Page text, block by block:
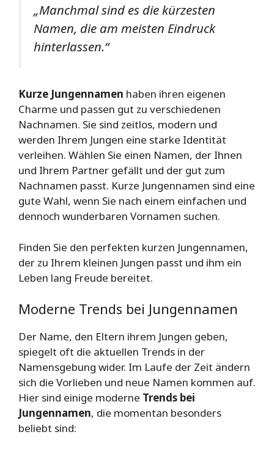
„Manchmal sind es die kürzesten
Namen, die am meisten Eindruck
hinterlassen.“
Kurze Jungennamen haben ihren eigenen
Charme und passen gut zu verschiedenen
Nachnamen. Sie sind zeitlos, modern und
werden Ihrem Jungen eine starke Identität
verleihen. Wählen Sie einen Namen, der Ihnen
und Ihrem Partner gefällt und der gut zum
Nachnamen passt. Kurze Jungennamen sind eine
gute Wahl, wenn Sie nach einem einfachen und
dennoch wunderbaren Vornamen suchen.
Finden Sie den perfekten kurzen Jungennamen,
der zu Ihrem kleinen Jungen passt und ihm ein
Leben lang Freude bereitet.
Moderne Trends bei Jungennamen
Der Name, den Eltern ihrem Jungen geben,
spiegelt oft die aktuellen Trends in der
Namensgebung wider. Im Laufe der Zeit ändern
sich die Vorlieben und neue Namen kommen auf.
Hier sind einige moderne Trends bei
Jungennamen, die momentan besonders
beliebt sind: